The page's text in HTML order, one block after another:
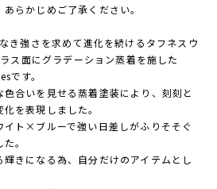
らかじめご了承ください。
き強さを求めて進化を続けるタフネスウ
ス面にグラデーション蒸着を施した
です。
合いを見せる蒸着塗装により、刻刻と
を表現しました。
イト×ブルーで強い日差しがふりそそぐ
。
きになる為、自分だけのアイテムとし